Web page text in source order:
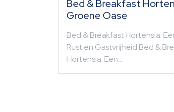
Bed & Breakfast
Groene Oase
Bed & Breakfast Hortensia:
Rust en Gastvrijheid Bed &
Hortensia: Een…